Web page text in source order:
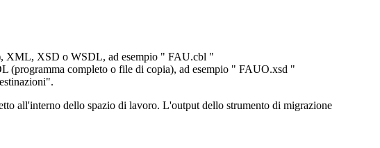
XML, XSD o WSDL, ad esempio " FAU.cbl "
(programma completo o file di copia), ad esempio " FAUO.xsd "
all'interno dello spazio di lavoro. L'output dello strumento di migrazione